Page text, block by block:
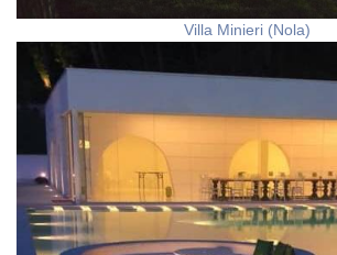
Villa Minieri (Nola)